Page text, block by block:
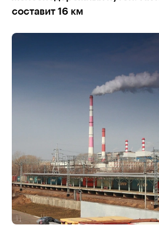
составит 16 км